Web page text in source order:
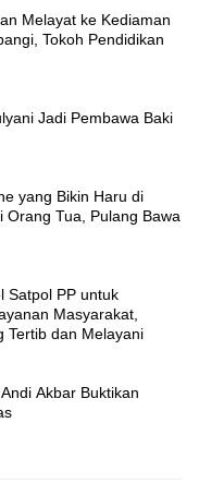
Melayat ke Kediaman
Tokoh Pendidikan
Jadi Pembawa Baki
yang Bikin Haru di
Orang Tua, Pulang Bawa
Satpol PP untuk
Masyarakat,
Tertib dan Melayani
Akbar Buktikan